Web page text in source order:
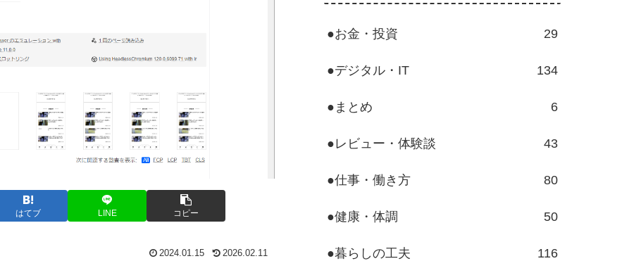
はてブ LINE コピー
2024.01.15 2026.02.11
●お金・投資 29
●デジタル・IT 134
●まとめ 6
●レビュー・体験談 43
●仕事・働き方 80
●健康・体調 50
●暮らしの工夫 116